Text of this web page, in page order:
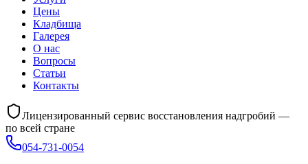
Цены
Кладбища
Галерея
О нас
Вопросы
Статьи
Контакты
Лицензированный сервис восстановления надгробий —
по всей стране
054-731-0054